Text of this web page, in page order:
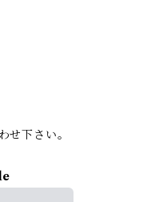
せ下さい。